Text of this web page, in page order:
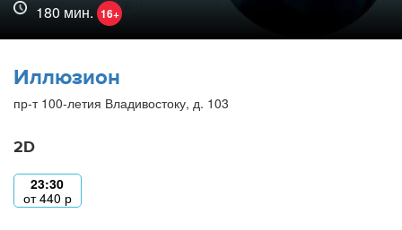
180 мин. 16+
Иллюзион
пр-т 100-летия Владивостоку, д. 103
2D
23:30
от440 р